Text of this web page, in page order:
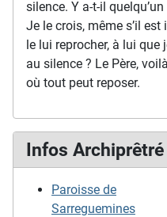
silence. Y a-t-il
Je le crois, même s’il est
le lui reprocher, à lui que
au silence ? Le Père,
où tout peut reposer.
Infos Archiprêtré
Paroisse de
Sarreguemines